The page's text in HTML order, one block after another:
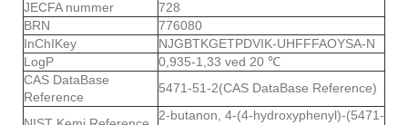
JECFA nummer
728
BRN
776080
InChIKey
NJGBTKGETPDVIK-UHFFFAOYSA-N
LogP
0,935-1,33 ved 20 ℃
CAS DataBase
Reference
5471-51-2(CAS DataBase Reference)
2-butanon, 4-(4-hydroxyphenyl)-(5471-